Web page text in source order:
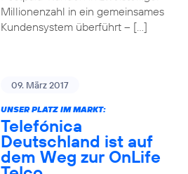
Millionenzahl in ein gemeinsames
Kundensystem überführt – […]
09. März 2017
UNSER PLATZ IM MARKT:
Telefónica
Deutschland ist auf
dem Weg zur OnLife